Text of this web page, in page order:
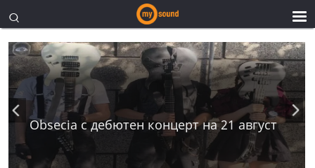
Obsecia с дебютен концерт на 21 август